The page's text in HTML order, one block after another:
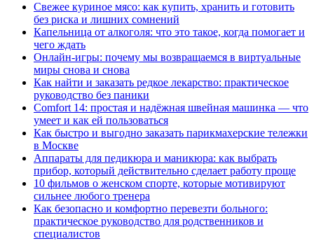
Свежее куриное мясо: как купить, хранить и готовить
без риска и лишних сомнений
Капельница от алкоголя: что это такое, когда помогает и
чего ждать
Онлайн-игры: почему мы возвращаемся в виртуальные
миры снова и снова
Как найти и заказать редкое лекарство: практическое
руководство без паники
Comfort 14: простая и надёжная швейная машинка — что
умеет и как ей пользоваться
Как быстро и выгодно заказать парикмахерские тележки
в Москве
Аппараты для педикюра и маникюра: как выбрать
прибор, который действительно сделает работу проще
10 фильмов о женском спорте, которые мотивируют
сильнее любого тренера
Как безопасно и комфортно перевезти больного:
практическое руководство для родственников и
специалистов